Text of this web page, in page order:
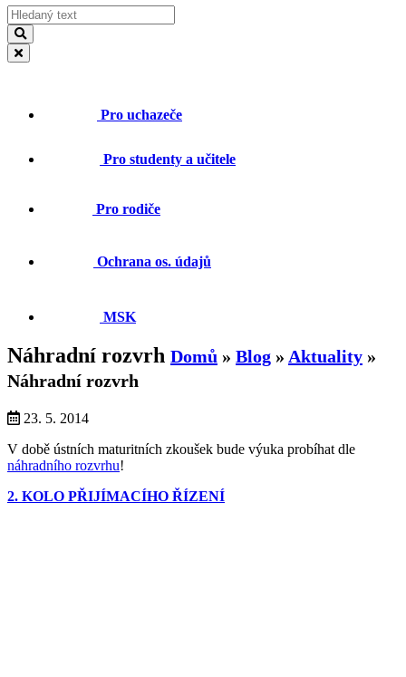
Pro uchazeče
Pro studenty a učitele
Pro rodiče
Ochrana os. údajů
MSK
Náhradní rozvrh Domů » Blog » Aktuality »
Náhradní rozvrh
23. 5. 2014
V době ústních maturitních zkoušek bude výuka probíhat dle
náhradního rozvrhu!
2. KOLO PŘIJÍMACÍHO ŘÍZENÍ